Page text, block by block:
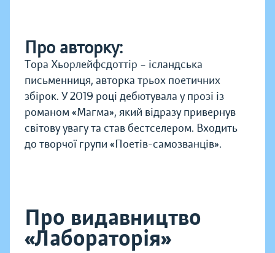
Про авторку:
Тора Хьорлейфсдоттір – ісландська
письменниця, авторка трьох поетичних
збірок. У 2019 році дебютувала у прозі із
романом «Магма», який відразу привернув
світову увагу та став бестселером. Входить
до творчої групи «Поетів-самозванців».
Про видавництво
«Лабораторія»